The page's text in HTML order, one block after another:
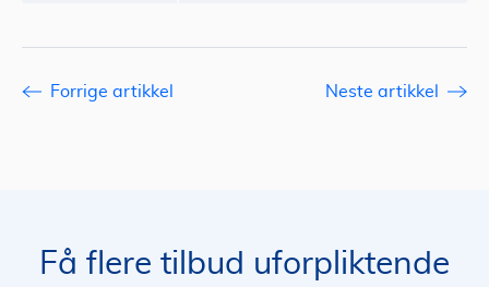
Forrige artikkel Neste artikkel
Få flere tilbud uforpliktende